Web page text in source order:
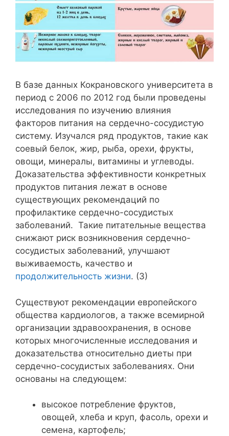
В базе данных Кокрановского университета в
период с 2006 по 2012 год были проведены
исследования по изучению влияния
факторов питания на сердечно-сосудистую
систему. Изучался ряд продуктов, такие как
соевый белок, жир, рыба, орехи, фрукты,
овощи, минералы, витамины и углеводы.
Доказательства эффективности конкретных
продуктов питания лежат в основе
существующих рекомендаций по
профилактике сердечно-сосудистых
заболеваний. Такие питательные вещества
снижают риск возникновения сердечно-
сосудистых заболеваний, улучшают
выживаемость, качество и
продолжительность жизни. (3)
Существуют рекомендации европейского
общества кардиологов, а также всемирной
организации здравоохранения, в основе
которых многочисленные исследования и
доказательства относительно диеты при
сердечно-сосудистых заболеваниях. Они
основаны на следующем:
высокое потребление фруктов,
овощей, хлеба и круп, фасоль, орехи и
семена, картофель;